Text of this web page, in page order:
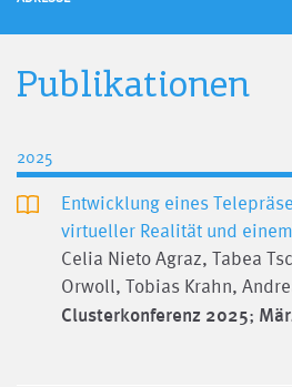
Publikationen
2025
Entwicklung eines
virtueller Realität und
Celia Nieto Agraz, Tabea
Orwoll, Tobias Krahn,
Clusterkonferenz 2025;